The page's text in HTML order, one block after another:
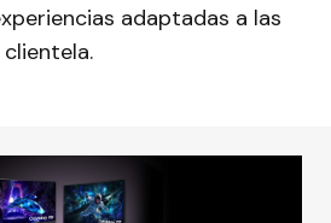
adaptadas a las